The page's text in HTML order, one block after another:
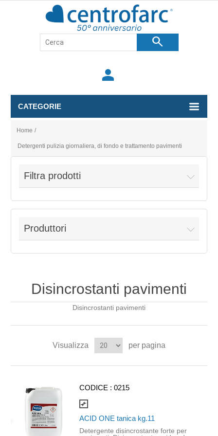
search
person
CATEGORIE
Home /
Detergenti pulizia giornaliera, di fondo e trattamento pavimenti
Filtra prodotti
Produttori
Disincrostanti pavimenti
Disincrostanti pavimenti
Visualizza per pagina
CODICE :0215
compare_arrows
ACID ONE tanica kg.11
Detergente disincrostante forte per